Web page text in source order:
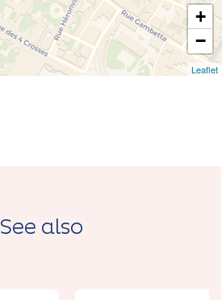
+
−
Leaflet
See also